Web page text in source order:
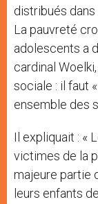
distribués dans
La pauvreté
adolescents a
cardinal
sociale : il faut
ensemble des
Il expliquait : «
victimes de la
majeure partie
leurs enfants